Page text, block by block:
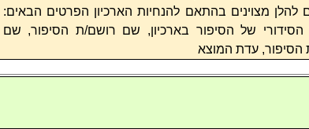
להלן מצוינים בהתאם להנחיות הארכיון הפרטים הבאים:
של הסיפור בארכיון, שם רושם/ת הסיפור, שם
עדת המוצא